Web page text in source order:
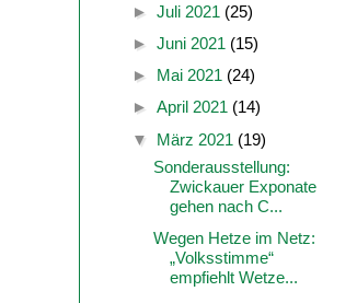
► Juli 2021 (25)
► Juni 2021 (15)
► Mai 2021 (24)
► April 2021 (14)
▼ März 2021 (19)
Sonderausstellung:
Zwickauer Exponate
gehen nach C...
Wegen Hetze im Netz:
„Volksstimme“
empfiehlt Wetze...